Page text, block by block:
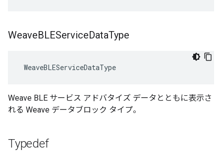
WeaveBLEServiceDataType
WeaveBLEServiceDataType
Weave BLE サービス アドバタイズ データとともに表示さ
れる Weave データブロック タイプ。
Typedef